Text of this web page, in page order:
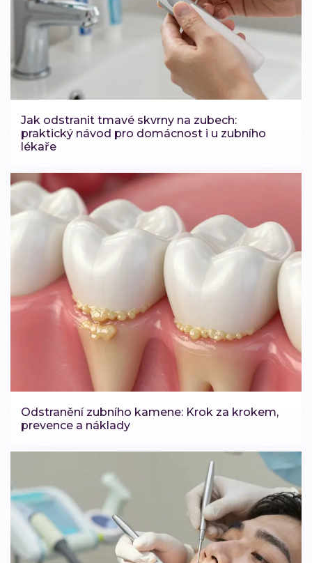
Jak odstranit tmavé skvrny na zubech:
praktický návod pro domácnost i u zubního
lékaře
Odstranění zubního kamene: Krok za krokem,
prevence a náklady